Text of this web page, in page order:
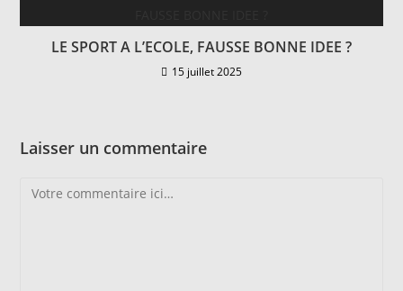
LE SPORT A L’ECOLE, FAUSSE BONNE IDEE ?
15 juillet 2025
Laisser un commentaire
Comment